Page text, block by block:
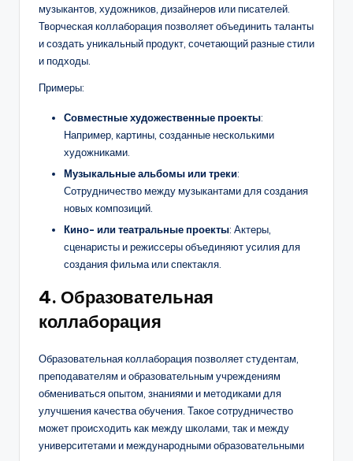
музыкантов, художников, дизайнеров или писателей.
Творческая коллаборация позволяет объединить таланты
и создать уникальный продукт, сочетающий разные стили
и подходы.
Примеры:
Совместные художественные проекты:
Например, картины, созданные несколькими
художниками.
Музыкальные альбомы или треки:
Сотрудничество между музыкантами для создания
новых композиций.
Кино- или театральные проекты: Актеры,
сценаристы и режиссеры объединяют усилия для
создания фильма или спектакля.
4. Образовательная
коллаборация
Образовательная коллаборация позволяет студентам,
преподавателям и образовательным учреждениям
обмениваться опытом, знаниями и методиками для
улучшения качества обучения. Такое сотрудничество
может происходить как между школами, так и между
университетами и международными образовательными